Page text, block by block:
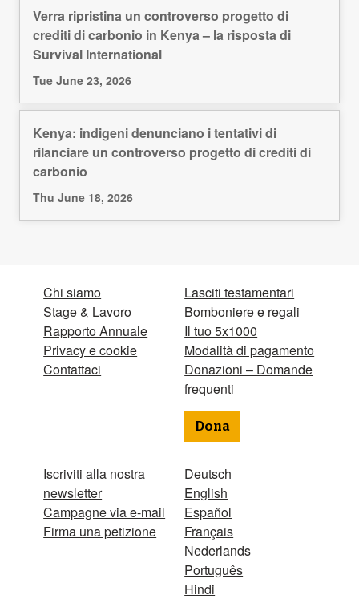
Verra ripristina un controverso progetto di
crediti di carbonio in Kenya – la risposta di
Survival International
Tue June 23, 2026
Kenya: indigeni denunciano i tentativi di
rilanciare un controverso progetto di crediti di
carbonio
Thu June 18, 2026
Chi siamo
Stage & Lavoro
Rapporto Annuale
Privacy e cookie
Contattaci
Iscriviti alla nostra
newsletter
Campagne via e-mail
Firma una petizione
Lasciti testamentari
Bomboniere e regali
Il tuo 5x1000
Modalità di pagamento
Donazioni – Domande
frequenti
Dona
Deutsch
English
Español
Français
Nederlands
Português
Hindi